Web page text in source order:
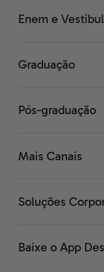
as retas) e
Enem e
Graduação
Pós-graduação
Mais Canais
Soluções
Baixe o App